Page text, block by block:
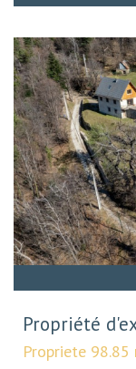
Propriété
Propriete 98.85